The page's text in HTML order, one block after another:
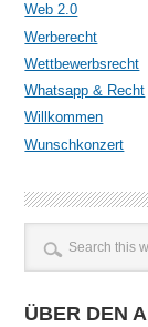
Web 2.0
Werberecht
Wettbewerbsrecht
Whatsapp & Recht
Willkommen
Wunschkonzert
ÜBER DEN